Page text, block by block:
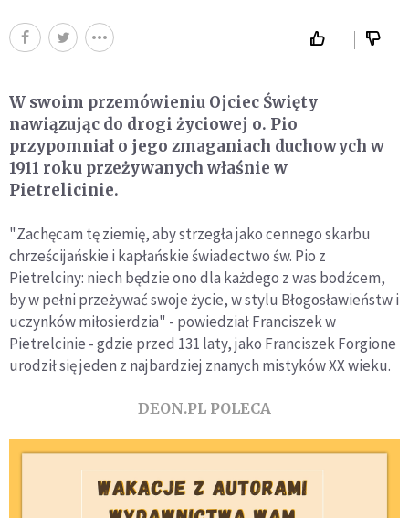
W swoim przemówieniu Ojciec Święty
nawiązując do drogi życiowej o. Pio
przypomniał o jego zmaganiach duchowych w
1911 roku przeżywanych właśnie w
Pietrelicinie.
"Zachęcam tę ziemię, aby strzegła jako cennego skarbu
chrześcijańskie i kapłańskie świadectwo św. Pio z
Pietrelciny: niech będzie ono dla każdego z was bodźcem,
by w pełni przeżywać swoje życie, w stylu Błogosławieństw i
uczynków miłosierdzia" - powiedział Franciszek w
Pietrelcinie - gdzie przed 131 laty, jako Franciszek Forgione
urodził się jeden z najbardziej znanych mistyków XX wieku.
DEON.PL POLECA